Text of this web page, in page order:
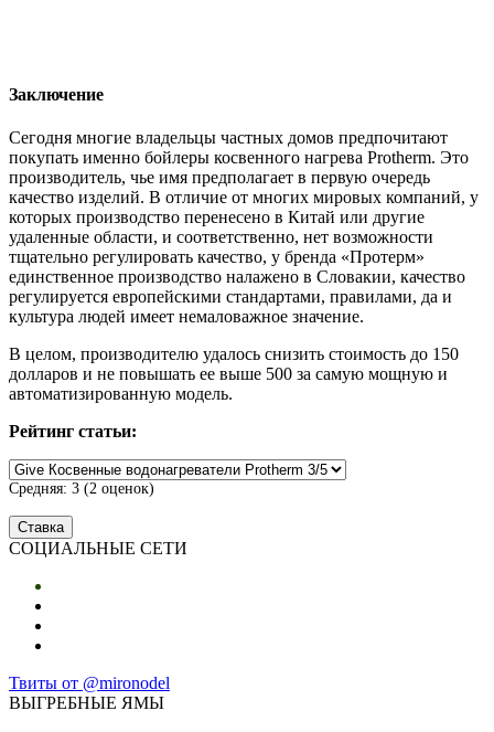
Заключение
Сегодня многие владельцы частных домов предпочитают
покупать именно бойлеры косвенного нагрева Protherm. Это
производитель, чье имя предполагает в первую очередь
качество изделий. В отличие от многих мировых компаний, у
которых производство перенесено в Китай или другие
удаленные области, и соответственно, нет возможности
тщательно регулировать качество, у бренда «Протерм»
единственное производство налажено в Словакии, качество
регулируется европейскими стандартами, правилами, да и
культура людей имеет немаловажное значение.
В целом, производителю удалось снизить стоимость до 150
долларов и не повышать ее выше 500 за самую мощную и
автоматизированную модель.
Рейтинг статьи:
Средняя: 3 (2 оценок)
СОЦИАЛЬНЫЕ СЕТИ
Твиты от @mironodel
ВЫГРЕБНЫЕ ЯМЫ